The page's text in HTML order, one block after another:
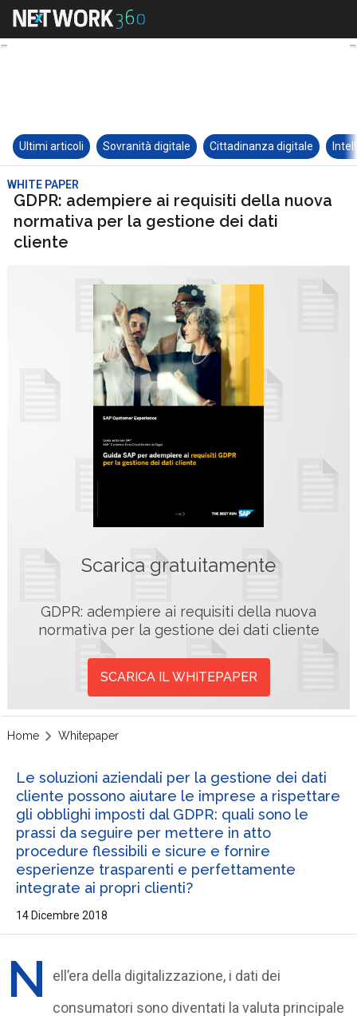
Ultimi articoli Sovranità digitale Cittadinanza digitale
WHITE PAPER
GDPR: adempiere ai requisiti della nuova
normativa per la gestione dei dati
cliente
Scarica gratuitamente
GDPR: adempiere ai requisiti della nuova
normativa per la gestione dei dati cliente
SCARICA IL WHITEPAPER
Home Whitepaper
Le soluzioni aziendali per la gestione dei dati
cliente possono aiutare le imprese a rispettare
gli obblighi imposti dal GDPR: quali sono le
prassi da seguire per mettere in atto
procedure flessibili e sicure e fornire
esperienze trasparenti e perfettamente
integrate ai propri clienti?
14 Dicembre 2018
N
ell’era della digitalizzazione, i dati dei
consumatori sono diventati la valuta principale